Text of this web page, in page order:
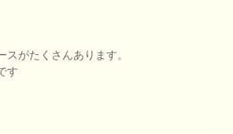
がたくさんあります。
す